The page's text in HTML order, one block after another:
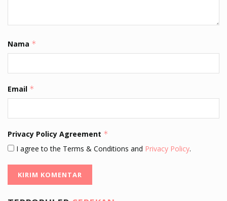
Nama *
Email *
Privacy Policy Agreement *
I agree to the Terms & Conditions and Privacy Policy.